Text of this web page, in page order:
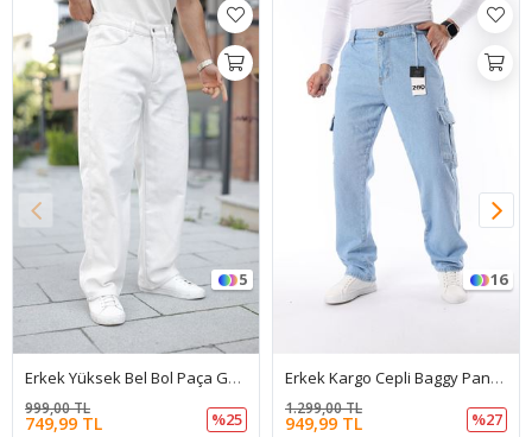
5
Erkek Yüksek Bel Bol Paça Günlük Beyaz Baggy Pantolon
749,99 TL
999,00 TL
%25
16
Erkek Kargo Cepli Baggy Pantolon
949,99 TL
1.299,00 TL
%27